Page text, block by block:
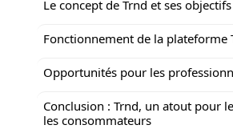
Le concept de Trnd et ses objectifs
Fonctionnement de la plateforme
Opportunités pour les
Conclusion : Trnd, un atout pour
les consommateurs